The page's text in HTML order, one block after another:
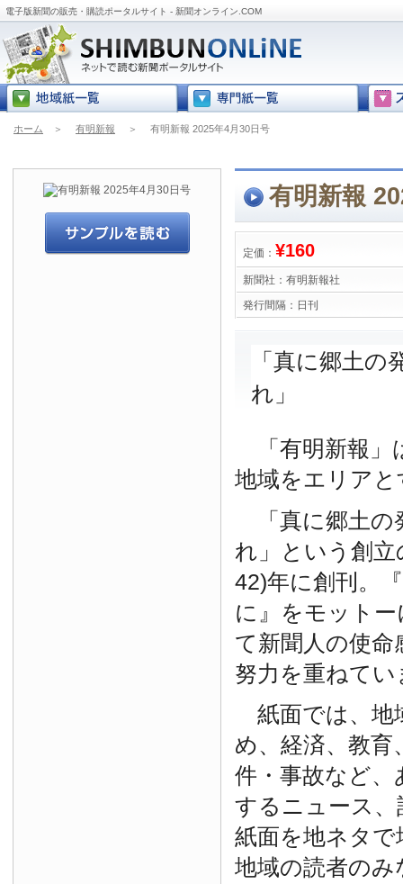
電子版新聞の販売・購読ポータルサイト - 新聞オンライン.COM
ホーム ＞ 有明新報 ＞ 有明新報 2025年4月30日号
有明新報
定価： ¥160
新聞社： 有明新報社
発行間隔： 日刊
「真に郷土の
れ」
「有明新報」
地域をエリア
「真に郷土の
れ」という創
42)年に創刊。
に』をモット
て新聞人の使命
努力を重ねてい
紙面では、地
め、経済、教育
件・事故など
するニュース
紙面を地ネタ
地域の読者の